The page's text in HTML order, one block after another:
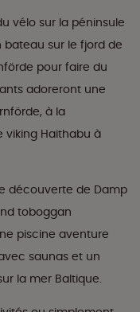
vélo sur la péninsule
sur le fjord de
pour faire du
adoreront une
à la
viking Haithabu à
découverte de Damp
toboggan
piscine aventure
saunas et un
la mer Baltique.